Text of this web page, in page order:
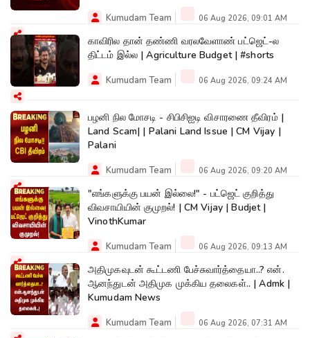
Kumudam Team 06 Aug 2026, 09:01 AM
காவிரில தான் தண்ணி வரலவேளாண் பட்ஜெட்-ல
திட்டம் இல்ல | Agriculture Budget | #shorts
Kumudam Team 06 Aug 2026, 09:24 AM
பழனி நில மோசடி - சிபிசிஐடி விசாரணை தீவிரம் |
Land Scam| | Palani Land Issue | CM Vijay |
Palani
Kumudam Team 06 Aug 2026, 09:20 AM
"எங்களுக்கு பயன் இல்லை!" - பட்ஜெட் குறித்து
விவசாயியின் குமுறல்! | CM Vijay | Budjet |
VinothKumar
Kumudam Team 06 Aug 2026, 09:13 AM
அதிமுகவுடன் கூட்டணி பேச்சுவார்த்தையா..? என்.
ஆனந்துடன் அதிமுக முக்கிய தலைகள்.. | Admk |
Kumudam News
Kumudam Team 06 Aug 2026, 07:31 AM